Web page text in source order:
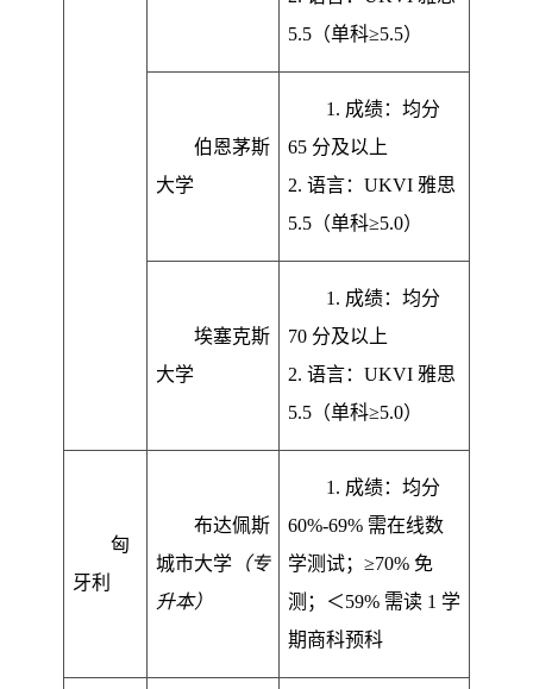
5.5（单科≥5.5）
伯恩茅斯
大学
1. 成绩：均分
65 分及以上
2. 语言：UKVI 雅思
5.5（单科≥5.0）
埃塞克斯
大学
1. 成绩：均分
70 分及以上
2. 语言：UKVI 雅思
5.5（单科≥5.0）
匈
牙利
布达佩斯
城市大学 （专
升本）
1. 成绩：均分
60%-69% 需在线数
学测试；≥70% 免
测；＜59% 需读 1 学
期商科预科